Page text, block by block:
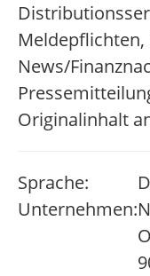
News/
Originalinhalt
Sprache:
Unternehmen: